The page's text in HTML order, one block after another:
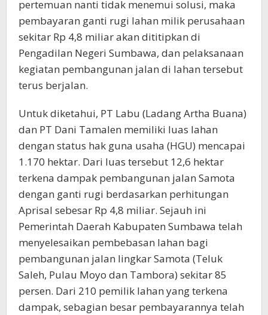
pertemuan nanti tidak menemui solusi, maka
pembayaran ganti rugi lahan milik perusahaan
sekitar Rp 4,8 miliar akan dititipkan di
Pengadilan Negeri Sumbawa, dan pelaksanaan
kegiatan pembangunan jalan di lahan tersebut
terus berjalan.
Untuk diketahui, PT Labu (Ladang Artha Buana)
dan PT Dani Tamalen memiliki luas lahan
dengan status hak guna usaha (HGU) mencapai
1.170 hektar. Dari luas tersebut 12,6 hektar
terkena dampak pembangunan jalan Samota
dengan ganti rugi berdasarkan perhitungan
Aprisal sebesar Rp 4,8 miliar. Sejauh ini
Pemerintah Daerah Kabupaten Sumbawa telah
menyelesaikan pembebasan lahan bagi
pembangunan jalan lingkar Samota (Teluk
Saleh, Pulau Moyo dan Tambora) sekitar 85
persen. Dari 210 pemilik lahan yang terkena
dampak, sebagian besar pembayarannya telah